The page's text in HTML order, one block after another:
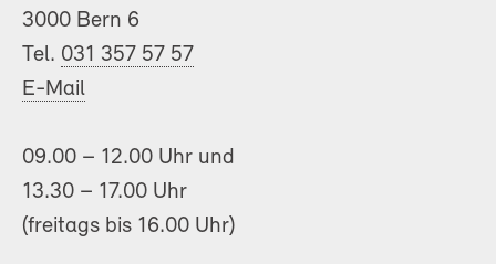
3000 Bern 6
Tel. 031 357 57 57
E-Mail
09.00 – 12.00 Uhr und
13.30 – 17.00 Uhr
(freitags bis 16.00 Uhr)